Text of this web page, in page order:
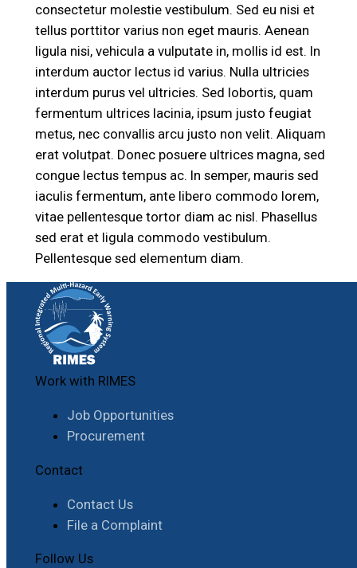
consectetur molestie vestibulum. Sed eu nisi et
tellus porttitor varius non eget mauris. Aenean
ligula nisi, vehicula a vulputate in, mollis id est. In
interdum auctor lectus id varius. Nulla ultricies
interdum purus vel ultricies. Sed lobortis, quam
fermentum ultrices lacinia, ipsum justo feugiat
metus, nec convallis arcu justo non velit. Aliquam
erat volutpat. Donec posuere ultrices magna, sed
congue lectus tempus ac. In semper, mauris sed
iaculis fermentum, ante libero commodo lorem,
vitae pellentesque tortor diam ac nisl. Phasellus
sed erat et ligula commodo vestibulum.
Pellentesque sed elementum diam.
Work with RIMES
Job Opportunities
Procurement
Contact
Contact Us
File a Complaint
Follow Us